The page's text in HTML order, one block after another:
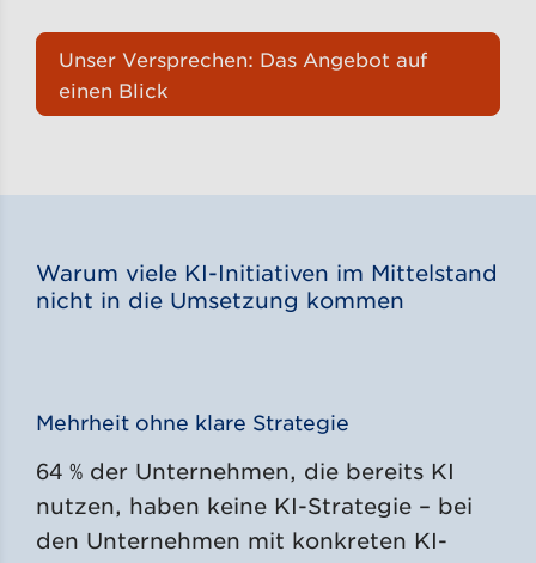
Unser Versprechen: Das Angebot auf
einen Blick
Warum viele KI-Initiativen im Mittelstand
nicht in die Umsetzung kommen
Mehrheit ohne klare Strategie
64 % der Unternehmen, die bereits KI
nutzen, haben keine KI-Strategie – bei
den Unternehmen mit konkreten KI-